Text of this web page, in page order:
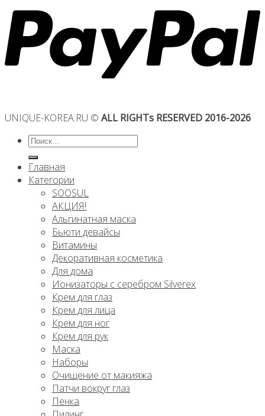
UNIQUE-KOREA.RU © ALL RIGHTs RESERVED 2016-2026
Искать:
Главная
Категории
SOOSUL
АКЦИЯ!
Альгинатная маска
Бьюти девайсы
Витамины
Декоративная косметика
Для дома
Ионизаторы с серебром Silverex
Крем для глаз
Крем для лица
Крем для ног
Крем для рук
Маска
Наборы
Очищение от макияжа
Патчи вокруг глаз
Пенка